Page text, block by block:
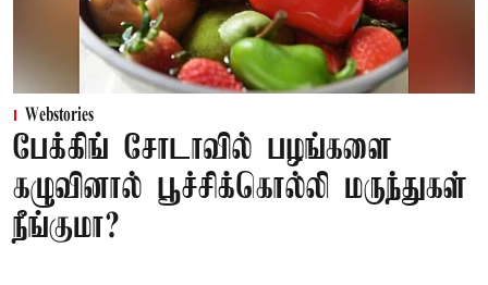
Webstories
பேக்கிங் சோடாவில் பழங்களை
கழுவினால் பூச்சிக்கொல்லி மருந்துகள்
நீங்குமா?